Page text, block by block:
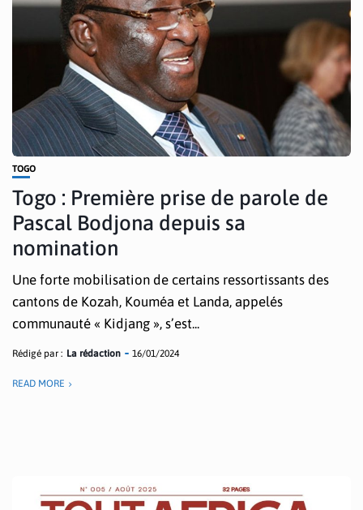
TOGO
Togo : Première prise de parole de
Pascal Bodjona depuis sa
nomination
Une forte mobilisation de certains ressortissants des
cantons de Kozah, Kouméa et Landa, appelés
communauté « Kidjang », s’est...
Rédigé par : La rédaction 16/01/2024
READ MORE